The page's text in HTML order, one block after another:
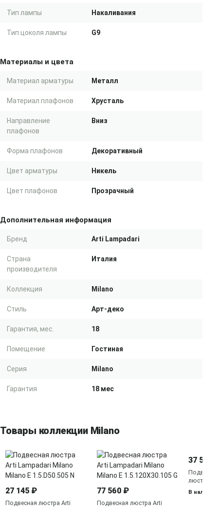
Тип лампы Накаливания
Тип цоколя лампы G9
Материалы и цвета
Материал арматуры Металл
Материал плафонов Хрусталь
Направление
плафонов
Вниз
Форма плафонов Декоративный
Цвет арматуры Никель
Цвет плафонов Прозрачный
Дополнительная информация
Бренд Arti Lampadari
Страна
производителя
Италия
Коллекция Milano
Стиль Арт-деко
Гарантия, мес. 18
Помещение Гостиная
Серия Milano
Гарантия 18 мес
Товары коллекции Milano
27 145 ₽
Подвесная люстра Arti
77 560 ₽
Подвесная люстра Arti
37 520
люстра
Milano
В наличии